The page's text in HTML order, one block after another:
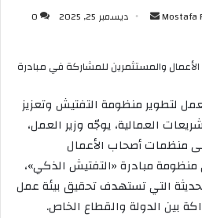
Mostafa
ل
ر
ي
د
ا
إ
ل
ديسمبر 25, 2025
0
لتطوير منظومة التفتيش وتعزيز
العمالية، يوجّه وزير العمل،
منظمات أصحاب الأعمال
مبادرة «التفتيش الذكي»،
التي تستهدف تحقيق بيئة عمل
بين الدولة والقطاع الخاص.